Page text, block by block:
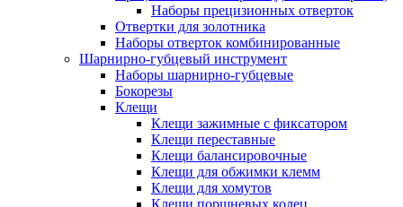
Наборы прецизионных отверток
Отвертки для золотника
Наборы отверток комбинированные
Шарнирно-губцевый инструмент
Наборы шарнирно-губцевые
Бокорезы
Клещи
Клещи зажимные с фиксатором
Клещи переставные
Клещи балансировочные
Клещи для обжимки клемм
Клещи для хомутов
Клещи поршневых колец